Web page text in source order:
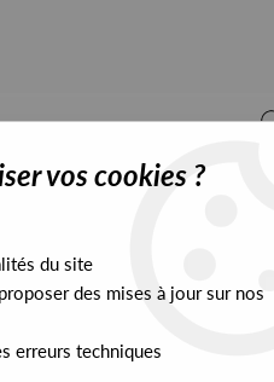
PRESALES EXCLUSIVES
vos cookies ?
du site
des mises à jour sur nos
erreurs techniques